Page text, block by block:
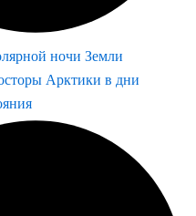
ночи Земли
Арктики в дни